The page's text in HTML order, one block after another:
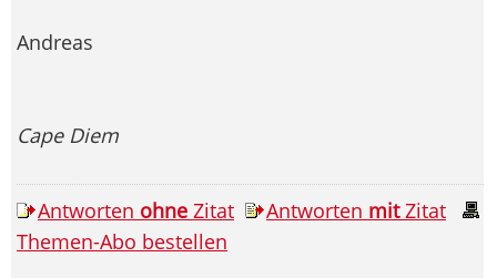
Andreas
Cape Diem
Antworten ohne Zitat Antworten mitZitat
Themen-Abo bestellen